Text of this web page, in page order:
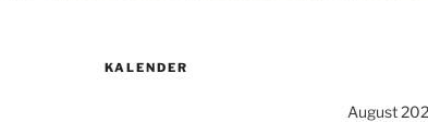
KALENDER
August